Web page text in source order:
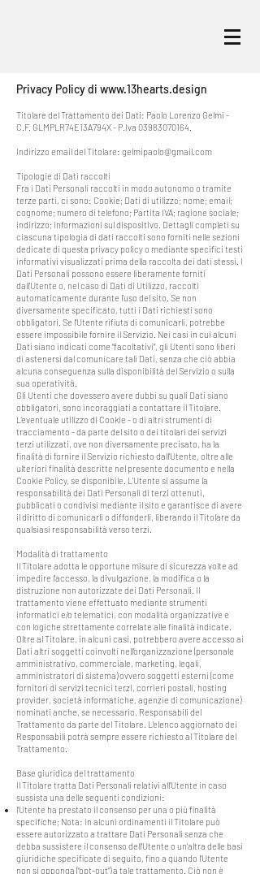
Privacy Policy di www.13hearts.design
Titolare del Trattamento dei Dati: Paolo Lorenzo Gelmi -
C.F. GLMPLR74E13A794X - P.Iva 03983070164
Indirizzo email del Titolare: gelmipaolo@gmail.com
Tipologie di Dati raccolti
Fra i Dati Personali raccolti in modo autonomo o tramite
terze parti, ci sono: Cookie; Dati di utilizzo; nome; email;
cognome; numero di telefono; Partita IVA; ragione sociale;
indirizzo; informazioni sul dispositivo. Dettagli completi su
ciascuna tipologia di dati raccolti sono forniti nelle sezioni
dedicate di questa privacy policy o mediante specifici testi
informativi visualizzati prima della raccolta dei dati stessi. I
Dati Personali possono essere liberamente forniti
dall'Utente o, nel caso di Dati di Utilizzo, raccolti
automaticamente durante l'uso del sito. Se non
diversamente specificato, tutti i Dati richiesti sono
obbligatori. Se l’Utente rifiuta di comunicarli, potrebbe
essere impossibile fornire il Servizio. Nei casi in cui alcuni
Dati siano indicati come “facoltativi”, gli Utenti sono liberi
di astenersi dal comunicare tali Dati, senza che ciò abbia
alcuna conseguenza sulla disponibilità del Servizio o sulla
sua operatività.
Gli Utenti che dovessero avere dubbi su quali Dati siano
obbligatori, sono incoraggiati a contattare il Titolare.
L’eventuale utilizzo di Cookie - o di altri strumenti di
tracciamento - da parte del sito o dei titolari dei servizi
terzi utilizzati, ove non diversamente precisato, ha la
finalità di fornire il Servizio richiesto dall'Utente, oltre alle
ulteriori finalità descritte nel presente documento e nella
Cookie Policy, se disponibile. L'Utente si assume la
responsabilità dei Dati Personali di terzi ottenuti,
pubblicati o condivisi mediante il sito e garantisce di avere
il diritto di comunicarli o diffonderli, liberando il Titolare da
qualsiasi responsabilità verso terzi.
Modalità di trattamento
Il Titolare adotta le opportune misure di sicurezza volte ad
impedire l’accesso, la divulgazione, la modifica o la
distruzione non autorizzate dei Dati Personali. Il
trattamento viene effettuato mediante strumenti
informatici e/o telematici, con modalità organizzative e
con logiche strettamente correlate alle finalità indicate.
Oltre al Titolare, in alcuni casi, potrebbero avere accesso ai
Dati altri soggetti coinvolti nell’organizzazione (personale
amministrativo, commerciale, marketing, legali,
amministratori di sistema) ovvero soggetti esterni (come
fornitori di servizi tecnici terzi, corrieri postali, hosting
provider, società informatiche, agenzie di comunicazione)
nominati anche, se necessario, Responsabili del
Trattamento da parte del Titolare. L’elenco aggiornato dei
Responsabili potrà sempre essere richiesto al Titolare del
Trattamento.
Base giuridica del trattamento
Il Titolare tratta Dati Personali relativi all’Utente in caso
sussista una delle seguenti condizioni:
l’Utente ha prestato il consenso per una o più finalità
specifiche; Nota: in alcuni ordinamenti il Titolare può
essere autorizzato a trattare Dati Personali senza che
debba sussistere il consenso dell’Utente o un’altra delle basi
giuridiche specificate di seguito, fino a quando l’Utente
non si opponga (“opt-out”) a tale trattamento. Ciò non è